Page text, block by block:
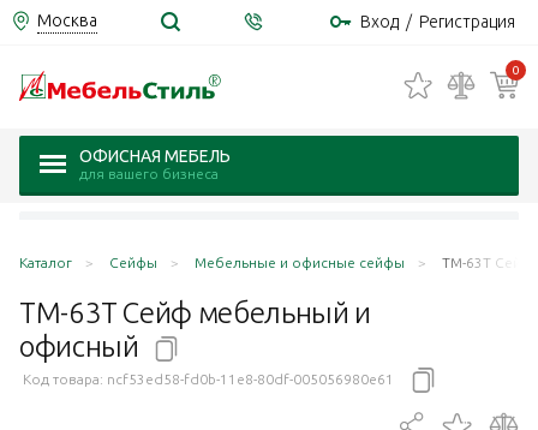
Москва Вход / Регистрация
0
ОФИСНАЯ МЕБЕЛЬ
для вашего бизнеса
Каталог Сейфы Мебельные и офисные сейфы TM-63Т
TM-63Т Сейф мебельный и
офисный
Код товара: ncf53ed58-fd0b-11e8-80df-005056980e61